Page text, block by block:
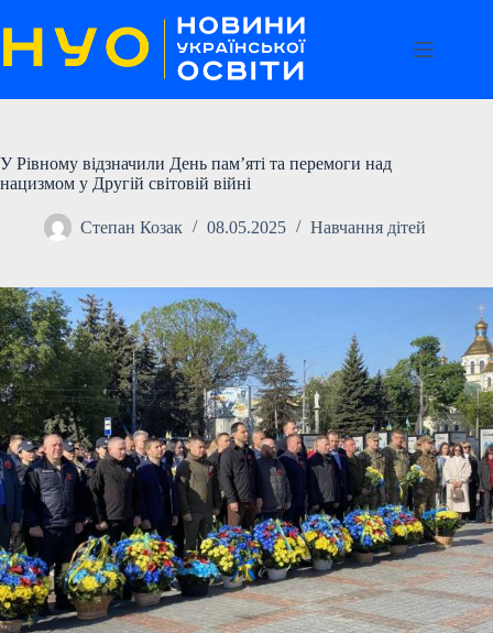
до
вмісту
У Рівному відзначили День пам’яті та перемоги над
нацизмом у Другій світовій війні
Степан Козак 08.05.2025 Навчання дітей